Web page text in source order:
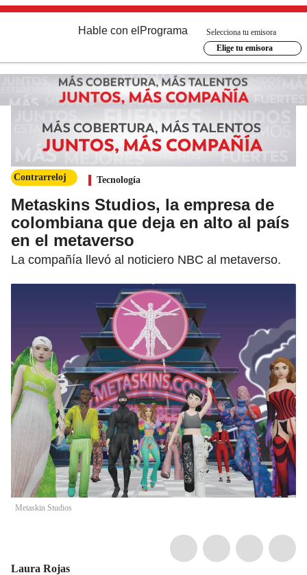
Hable con el Programa
Selecciona tu emisora
Elige tu emisora
Contrarreloj Tecnología
Metaskins Studios, la empresa de
colombiana que deja en alto al país
en el metaverso
La compañía llevó al noticiero NBC al metaverso.
Metaskin Studios
Laura Rojas